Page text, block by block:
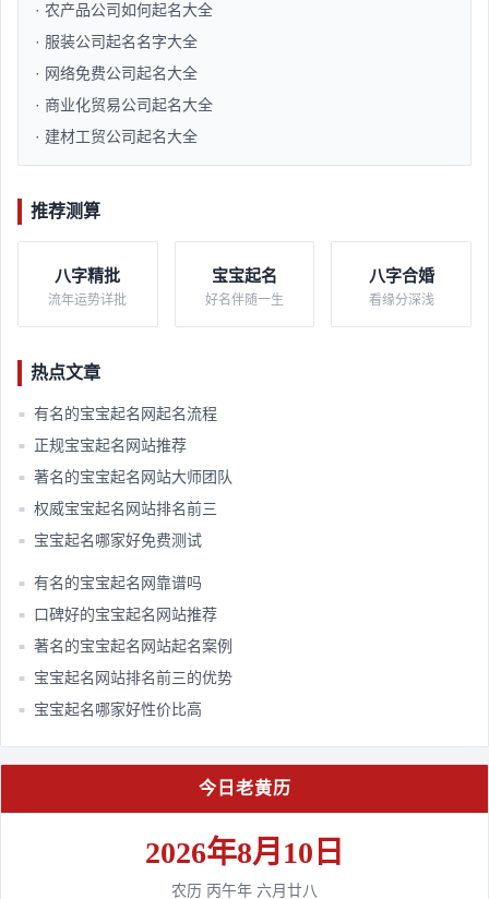
· 农产品公司如何起名大全
· 服装公司起名名字大全
· 网络免费公司起名大全
· 商业化贸易公司起名大全
· 建材工贸公司起名大全
推荐测算
八字精批
流年运势详批
宝宝起名
好名伴随一生
八字合婚
看缘分深浅
热点文章
■ 有名的宝宝起名网起名流程​
■ 正规宝宝起名网站推荐​
■ 著名的宝宝起名网站大师团队​
■ 权威宝宝起名网站排名前三​
■ 宝宝起名哪家好免费测试​
■ 有名的宝宝起名网靠谱吗​
■ 口碑好的宝宝起名网站推荐​
■ 著名的宝宝起名网站起名案例​
■ 宝宝起名网站排名前三的优势​
■ 宝宝起名哪家好性价比高​
今日老黄历
2026年8月10日
农历 丙午年 六月廿八